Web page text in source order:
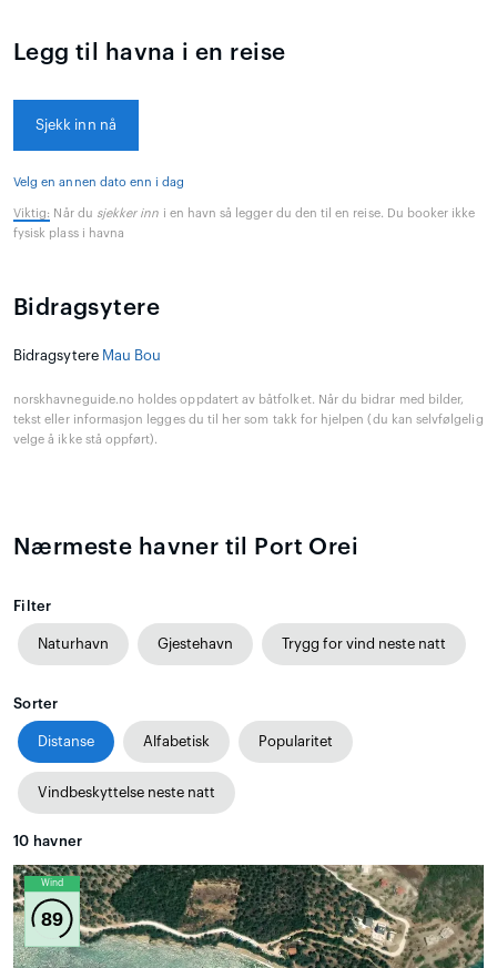
Legg til havna i en reise
Sjekk inn nå
Velg en annen dato enn i dag
Viktig: Når du sjekker inn i en havn så legger du den til en reise. Du booker ikke
fysisk plass i havna
Bidragsytere
Bidragsytere Mau Bou
norskhavneguide.no holdes oppdatert av båtfolket. Når du bidrar med bilder,
tekst eller informasjon legges du til her som takk for hjelpen (du kan selvfølgelig
velge å ikke stå oppført).
Nærmeste havner til Port Orei
Filter
Naturhavn Gjestehavn Trygg for vind neste natt
Sorter
Distanse Alfabetisk Popularitet
Vindbeskyttelse neste natt
10 havner
Wind
89